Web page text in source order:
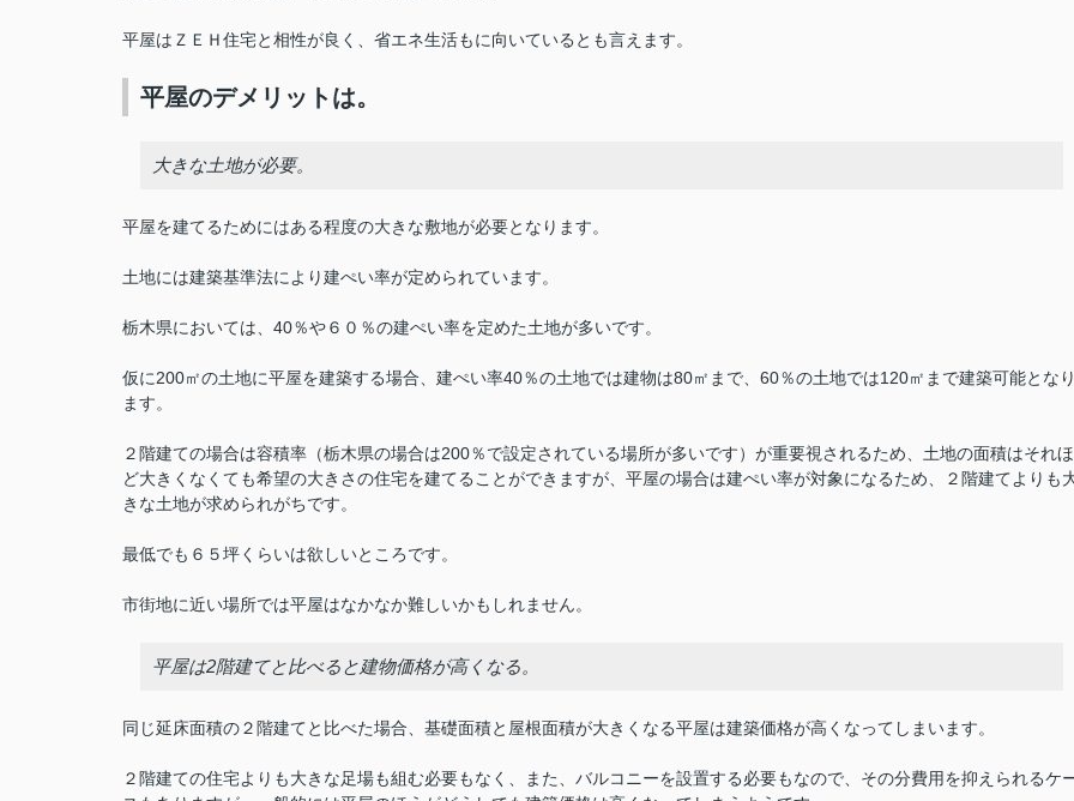
平屋はＺＥＨ住宅と相性が良く、省エネ生活もに向いているとも言えます。
平屋のデメリットは。
大きな土地が必要。
平屋を建てるためにはある程度の大きな敷地が必要となります。
土地には建築基準法により建ぺい率が定められています。
栃木県においては、40％や６０％の建ぺい率を定めた土地が多いです。
仮に200㎡の土地に平屋を建築する場合、建ぺい率40％の土地では建物は80㎡まで、60％の土地では120㎡まで建築可能とな
ます。
２階建ての場合は容積率（栃木県の場合は200％で設定されている場所が多いです）が重要視されるため、土地の面積はそれほ
ど大きくなくても希望の大きさの住宅を建てることができますが、平屋の場合は建ぺい率が対象になるため、２階建てよりも
きな土地が求められがちです。
最低でも６５坪くらいは欲しいところです。
市街地に近い場所では平屋はなかなか難しいかもしれません。
平屋は2階建てと比べると建物価格が高くなる。
同じ延床面積の２階建てと比べた場合、基礎面積と屋根面積が大きくなる平屋は建築価格が高くなってしまいます。
２階建ての住宅よりも大きな足場も組む必要もなく、また、バルコニーを設置する必要もなので、その分費用を抑えられるケ